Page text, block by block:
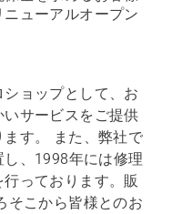
ューアルオープン
拶
ョップとして、お
サービスをご提供
す。 また、弊社で
、1998年には修理
っております。販
そこから皆様とのお